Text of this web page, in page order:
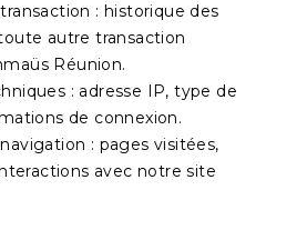
: historique des
autre transaction
Réunion.
: adresse IP, type de
de connexion.
: pages visitées,
avec notre site